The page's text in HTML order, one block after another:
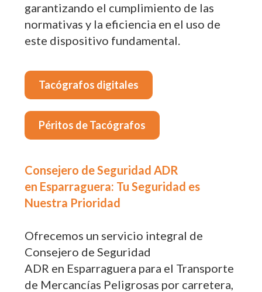
garantizando el cumplimiento de las
normativas y la eficiencia en el uso de
este dispositivo fundamental.
Tacógrafos digitales
Péritos de Tacógrafos
Consejero de Seguridad ADR
en Esparraguera: Tu Seguridad es
Nuestra Prioridad
Ofrecemos un servicio integral de
Consejero de Seguridad
ADR en Esparraguera para el Transporte
de Mercancías Peligrosas por carretera,